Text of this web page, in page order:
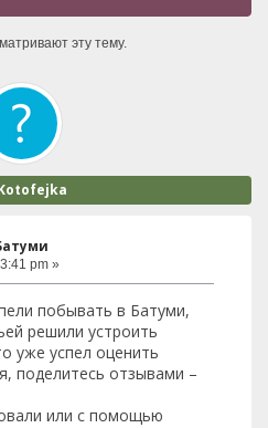
эту тему.
pm »
побывать в Батуми,
решили устроить
уже успел оценить
поделитесь отзывами –
или с помощью